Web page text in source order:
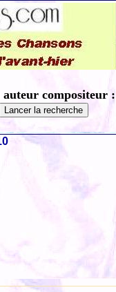
compositeur :